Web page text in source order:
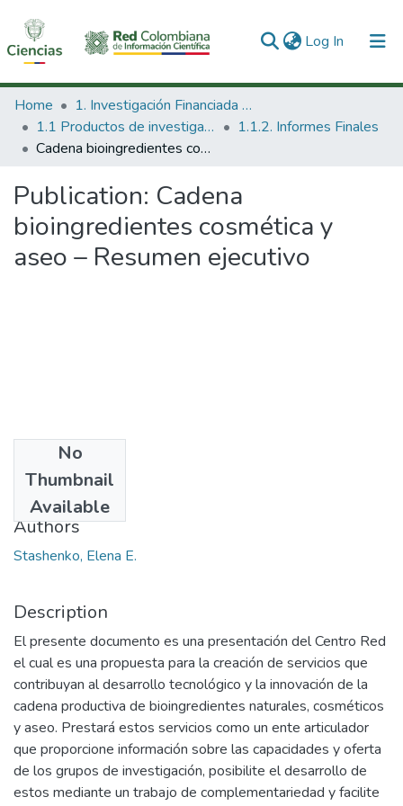
Log In (current)
Communities & Collections
All of DSpace
Home
1. Investigación Financiada con Recursos Públicos
1.1 Productos de investigación
1.1.2. Informes Finales
Cadena bioingredientes cosmética y aseo – Resumen ejecutivo
Publication: Cadena
bioingredientes cosmética y
aseo – Resumen ejecutivo
No
Thumbnail
Available
2015
Authors
Stashenko, Elena E.
Description
El presente documento es una presentación del Centro Red
el cual es una propuesta para la creación de servicios que
contribuyan al desarrollo tecnológico y la innovación de la
cadena productiva de bioingredientes naturales, cosméticos
y aseo. Prestará estos servicios como un ente articulador
que proporcione información sobre las capacidades y oferta
de los grupos de investigación, posibilite el desarrollo de
estos mediante un trabajo de complementariedad y facilite